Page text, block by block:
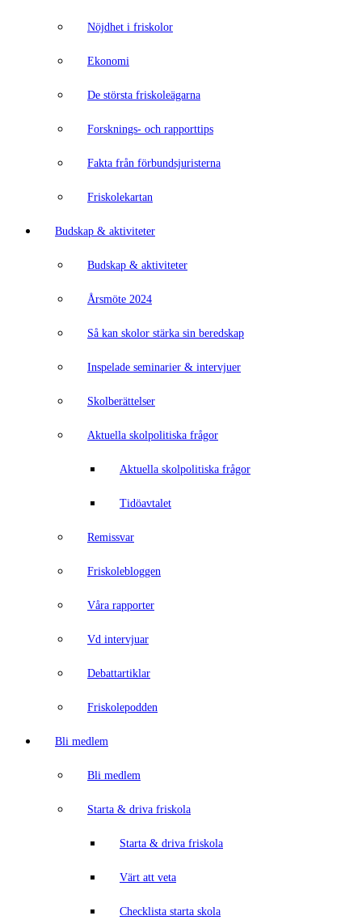
Nöjdhet i friskolor
Ekonomi
De största friskoleägarna
Forsknings- och rapporttips
Fakta från förbundsjuristerna
Friskolekartan
Budskap & aktiviteter
Budskap & aktiviteter
Årsmöte 2024
Så kan skolor stärka sin beredskap
Inspelade seminarier & intervjuer
Skolberättelser
Aktuella skolpolitiska frågor
Aktuella skolpolitiska frågor
Tidöavtalet
Remissvar
Friskolebloggen
Våra rapporter
Vd intervjuar
Debattartiklar
Friskolepodden
Bli medlem
Bli medlem
Starta & driva friskola
Starta & driva friskola
Värt att veta
Checklista starta skola